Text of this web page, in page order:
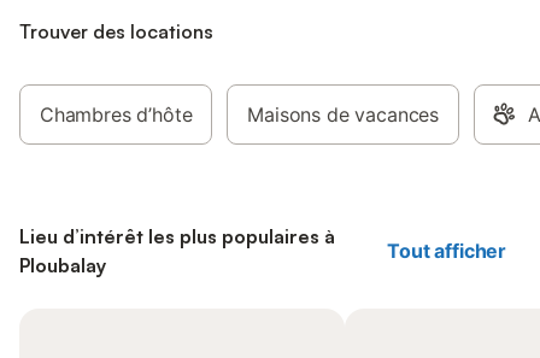
Trouver des locations
Chambres d’hôte Maisons de vacances
Lieu d’intérêt les plus populaires à
Ploubalay
Tout afficher